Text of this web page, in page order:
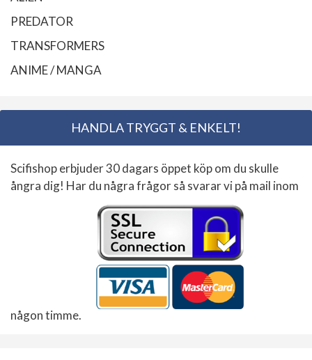
PREDATOR
TRANSFORMERS
ANIME / MANGA
HANDLA TRYGGT & ENKELT!
Scifishop erbjuder 30 dagars öppet köp om du skulle
ångra dig! Har du några frågor så svarar vi på mail inom
någon timme.